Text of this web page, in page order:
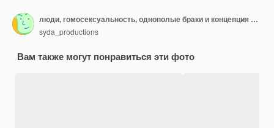
люди, гомосексуальность, однополые браки и концепция любви - крупный план счастливой мужской гей-пары, держащей бумажный вырезанный символ любви на фоне голубого неба и травы
syda_productions
Вам также могут понравиться эти фото